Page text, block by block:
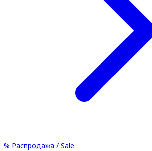
% Распродажа / Sale